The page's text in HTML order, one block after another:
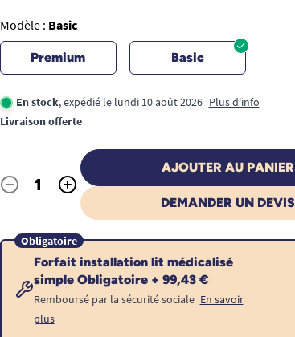
Modèle : Basic
Premium Basic
En stock, expédié le lundi 10 août 2026 Plus d'info
Livraison offerte
Quantité
- +
AJOUTER AU PANIER
DEMANDER UN DEVIS
Obligatoire
Forfait installation lit médicalisé
simple Obligatoire + 99,43 €
Remboursé par la sécurité sociale En savoir
plus